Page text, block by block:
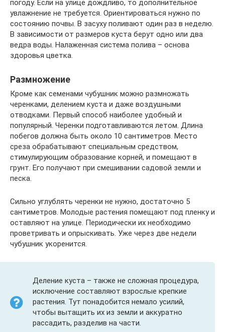
погоду. Если на улице дождливо, то дополнительное
увлажнение не требуется. Ориентироваться нужно по
состоянию почвы. В засуху поливают один раз в неделю.
В зависимости от размеров куста берут одно или два
ведра воды. Налаженная система полива – основа
здоровья цветка.
Размножение
Кроме как семенами чубушник можно размножать
черенками, делением куста и даже воздушными
отводками. Первый способ наиболее удобный и
популярный. Черенки подготавливаются летом. Длина
побегов должна быть около 10 сантиметров. Место
среза обрабатывают специальным средством,
стимулирующим образование корней, и помещают в
грунт. Его получают при смешивании садовой земли и
песка.
Сильно углублять черенки не нужно, достаточно 5
сантиметров. Молодые растения помещают под пленку и
оставляют на улице. Периодически их необходимо
проветривать и опрыскивать. Уже через две недели
чубушник укоренится.
Деление куста – также не сложная процедура,
исключение составляют взрослые крепкие
растения. Тут понадобится немало усилий,
чтобы вытащить их из земли и аккуратно
рассадить, разделив на части.